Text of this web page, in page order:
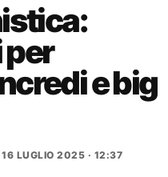
e big
16 LUGLIO 2025 · 12:37